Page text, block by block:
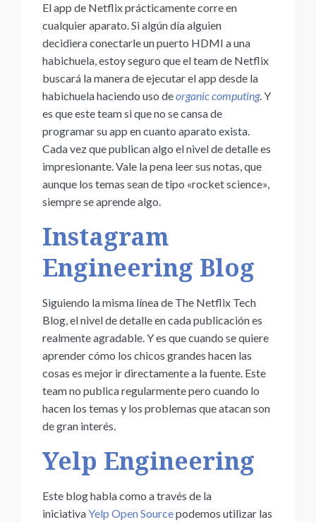
El app de Netflix prácticamente corre en
cualquier aparato. Si algún día alguien
decidiera conectarle un puerto HDMI a una
habichuela, estoy seguro que el team de Netflix
buscará la manera de ejecutar el app desde la
habichuela haciendo uso deorganic computing. Y
es que este team si que no se cansa de
programar su app en cuanto aparato exista.
Cada vez que publican algo el nivel de detalle es
impresionante. Vale la pena leer sus notas, que
aunque los temas sean de tipo «rocket science»,
siempre se aprende algo.
Instagram
Engineering Blog
Siguiendo la misma línea de The Netflix Tech
Blog, el nivel de detalle en cada publicación es
realmente agradable. Y es que cuando se quiere
aprender cómo los chicos grandes hacen las
cosas es mejor ir directamente a la fuente. Este
team no publica regularmente pero cuando lo
hacen los temas y los problemas que atacan son
de gran interés.
Yelp Engineering
Este blog habla como a través de la
iniciativaYelp Open Sourcepodemos utilizar las